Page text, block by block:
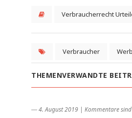
Verbraucherrecht
Verbraucher
THEMENVERWANDTE
― 4. August 2019 | Kommentare sind